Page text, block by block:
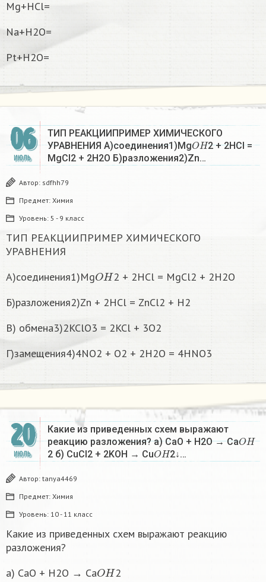
Mg+HCl=
Na+H2O=
Pt+H2O=
06
ИЮЛЬ
ТИП РЕАКЦИИПРИМЕР ХИМИЧЕСКОГО
УРАВНЕНИЯ А)соединения1)MgO H 2 + 2HCl =
MgCl2 + 2H2O Б)разложения2)Zn…
Автор: sdfhh79
Предмет: Химия
Уровень: 5 - 9 класс
ТИП РЕАКЦИИПРИМЕР ХИМИЧЕСКОГО
УРАВНЕНИЯ
А)соединения1)Mg OH 2 + 2HCl = MgCl2 + 2H2O
Б)разложения2)Zn + 2HCl = ZnCl2 + H2
В) обмена3)2KClO3 = 2KCl + 3O2
Г)замещения4)4NO2 + O2 + 2H2O = 4HNO3
20
ИЮЛЬ
Какие из приведенных схем выражают
реакцию разложения? а) CaO + H2O → CaO H
2 б) CuCl2 + 2KOH → CuOH 2↓…
Автор: tanya4469
Предмет: Химия
Уровень: 10 - 11 класс
Какие из приведенных схем выражают реакцию
разложения?
а) CaO + H2O → Ca OH 2